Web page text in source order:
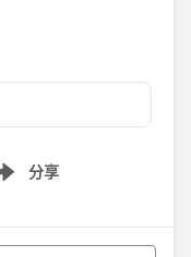
分享
menu